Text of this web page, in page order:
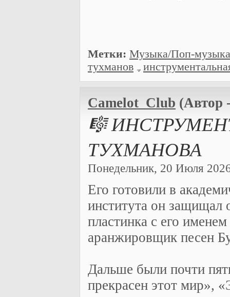
Метки: Музыка/Поп-музыка
тухманов
Camelot_Club (Автор
🎼
ТУХМАНОВА
Понедельник, 20 Июля
Его готовили в
института он защищал
пластинка с его
аранжировщик песен
Дальше были почти
прекрасен этот мир»,